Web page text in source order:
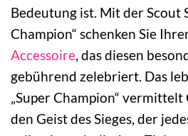
Bedeutung ist. Mit der Scout
Champion“ schenken Sie
Accessoire , das diesen
gebührend zelebriert. Das
„Super Champion“
den Geist des Sieges, der